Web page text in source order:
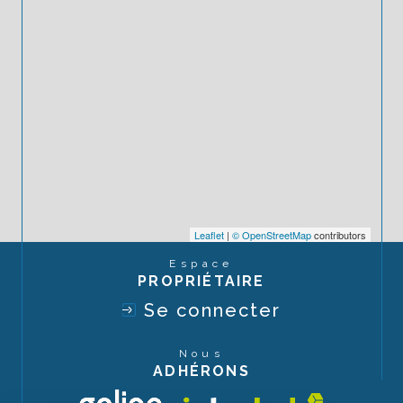
Leaflet | © OpenStreetMapcontributors
Espace
PROPRIÉTAIRE
Se connecter
Nous
ADHÉRONS